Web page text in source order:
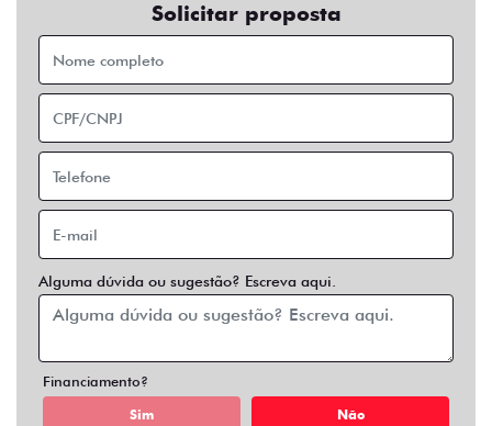
Solicitar proposta
Alguma dúvida ou sugestão? Escreva aqui.
Financiamento?
Sim Não